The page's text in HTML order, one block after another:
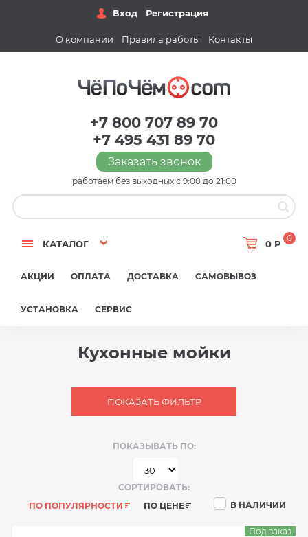
Вход Регистрация
О компании Правила работы Контакты
+7 800 707 89 70
+7 495 431 89 70
Заказать звонок
работаем без выходных с 9:00 до 21:00
КАТАЛОГ 0 Р
0
АКЦИИ ОПЛАТА ДОСТАВКА САМОВЫВОЗ
УСТАНОВКА СЕРВИС
Кухонные мойки
ПОКАЗАТЬ ФИЛЬТР
ПОКАЗЫВАТЬ ПО:
СОРТИРОВАТЬ:
ПО ПОПУЛЯРНОСТИ
ПО ЦЕНЕ В НАЛИЧИИ
Под заказ